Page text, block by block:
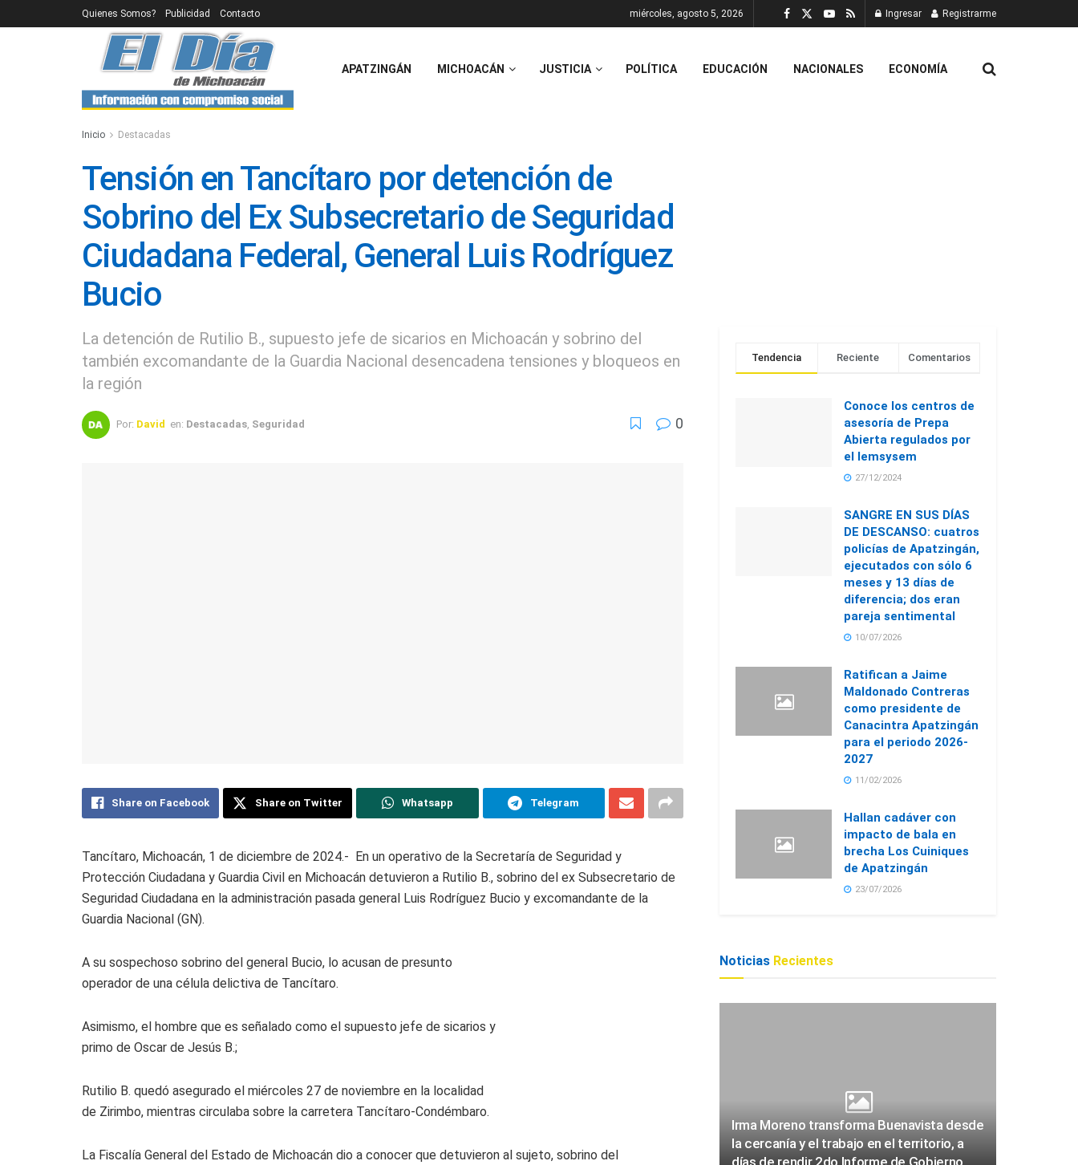
Quienes Somos? Publicidad Contacto miércoles, agosto 5, 2026 Ingresar Registrarme
APATZINGÁN MICHOACÁN JUSTICIA POLÍTICA EDUCACIÓN NACIONALES ECONOMÍA
Inicio Destacadas
Tensión en Tancítaro por detención de
Sobrino del Ex Subsecretario de Seguridad
Ciudadana Federal, General Luis Rodríguez
Bucio
La detención de Rutilio B., supuesto jefe de sicarios en Michoacán y sobrino del
también excomandante de la Guardia Nacional desencadena tensiones y bloqueos en
la región
Por: David en: Destacadas Seguridad 0
Share on Facebook Share on Twitter Whatsapp Telegram
Tancítaro, Michoacán, 1 de diciembre de 2024.- En un operativo de la Secretaría de Seguridad y
Protección Ciudadana y Guardia Civil en Michoacán detuvieron a Rutilio B., sobrino del ex Subsecretario de
Seguridad Ciudadana en la administración pasada general Luis Rodríguez Bucio y excomandante de la
Guardia Nacional (GN).
A su sospechoso sobrino del general Bucio, lo acusan de presunto
operador de una célula delictiva de Tancítaro.
Asimismo, el hombre que es señalado como el supuesto jefe de sicarios y
primo de Oscar de Jesús B.;
Rutilio B. quedó asegurado el miércoles 27 de noviembre en la localidad
de Zirimbo, mientras circulaba sobre la carretera Tancítaro-Condémbaro.
La Fiscalía General del Estado de Michoacán dio a conocer que detuvieron al sujeto, sobrino del
Tendencia Reciente Comentarios
Conoce los centros de
asesoría de Prepa
Abierta regulados por
el Iemsysem
27/12/2024
SANGRE EN SUS DÍAS
DE DESCANSO: cuatros
policías de Apatzingán,
ejecutados con sólo 6
meses y 13 días de
diferencia; dos eran
pareja sentimental
10/07/2026
Ratifican a Jaime
Maldonado Contreras
como presidente de
Canacintra Apatzingán
para el periodo 2026-
2027
11/02/2026
Hallan cadáver con
impacto de bala en
brecha Los Cuiniques
de Apatzingán
23/07/2026
Noticias Recientes
Irma Moreno transforma Buenavista desde
la cercanía y el trabajo en el territorio, a
días de rendir 2do Informe de Gobierno